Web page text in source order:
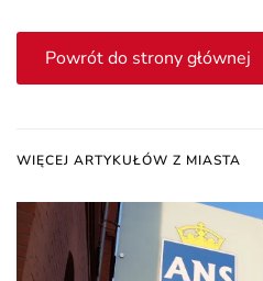
Powrót do strony głównej
WIĘCEJ ARTYKUŁÓW Z MIASTA